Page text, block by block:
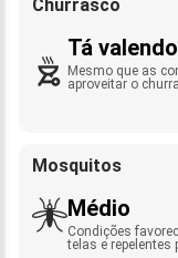
Churrasco
Tá valendo
Mesmo que as
aproveitar o
Mosquitos
Médio
Condições
telas e repelentes